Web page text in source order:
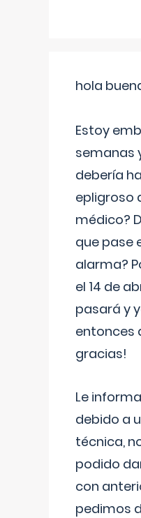
hola
Estoy
semanas
debería
epligroso
médico?
que pase
alarma?
el 14 de
pasará y
entonces
gracias!
Le
debido a
técnica,
podido
con
pedimos